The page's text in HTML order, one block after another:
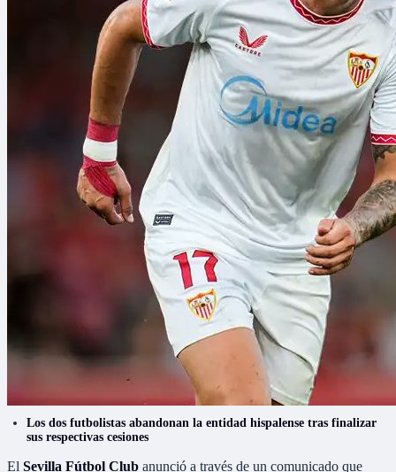
Los dos futbolistas abandonan la entidad hispalense tras finalizar
sus respectivas cesiones
El Sevilla Fútbol Club anunció a través de un comunicado que